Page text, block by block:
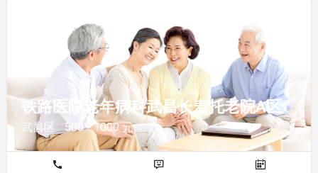
铁路医院老年病科武昌长寿托老院A区
武昌区 500 - 1000 元